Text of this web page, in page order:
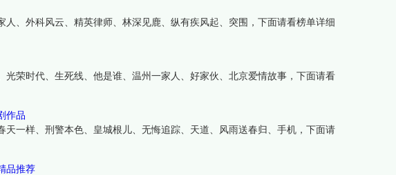
、外科风云、精英律师、林深见鹿、纵有疾风起、突围，下面请看榜单详细
荣时代、生死线、他是谁、温州一家人、好家伙、北京爱情故事，下面请看
作品
一样、刑警本色、皇城根儿、无悔追踪、天道、风雨送春归、手机，下面请
品推荐